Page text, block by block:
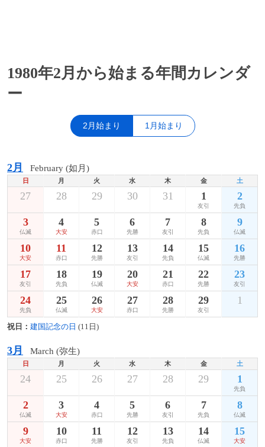
1980年2月から始まる年間カレンダ
ー
2月始まり 1月始まり
2月 February (如月)
日 月 火 水 木 金 土
27 28 29 30 31 1
友引
2
先負
3
仏滅
4
大安
5
赤口
6
先勝
7
友引
8
先負
9
仏滅
10
大安
11
赤口
12
先勝
13
友引
14
先負
15
仏滅
16
先勝
17
友引
18
先負
19
仏滅
20
大安
21
赤口
22
先勝
23
友引
24
先負
25
仏滅
26
大安
27
赤口
28
先勝
29
友引
1
祝日： 建国記念の日 (11日)
3月 March (弥生)
日 月 火 水 木 金 土
24 25 26 27 28 29 1
先負
2
仏滅
3
大安
4
赤口
5
先勝
6
友引
7
先負
8
仏滅
9
大安
10
赤口
11
先勝
12
友引
13
先負
14
仏滅
15
大安